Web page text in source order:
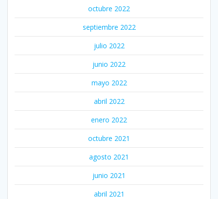
octubre 2022
septiembre 2022
julio 2022
junio 2022
mayo 2022
abril 2022
enero 2022
octubre 2021
agosto 2021
junio 2021
abril 2021